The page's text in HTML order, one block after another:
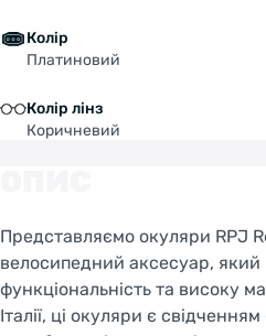
Колір
Платиновий
Колір лінз
Коричневий
Представляємо окуляри RPJ
велосипедний аксесуар, який
функціональність та високу
Італії, ці окуляри є